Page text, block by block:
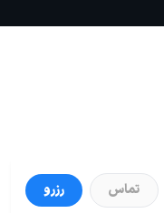
تماس رزرو